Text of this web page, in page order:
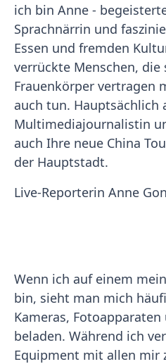
ich bin Anne -
Sprachnärrin und
Essen und fremden
verrückte Menschen, die
Frauenkörper vertragen
auch tun. Hauptsächlich
Multimediajournalistin
auch Ihre neue China
der Hauptstadt.
Live-Reporterin Anne
Wenn ich auf einem
bin, sieht man mich
Kameras,
beladen. Während ich
Equipment mit allen mir